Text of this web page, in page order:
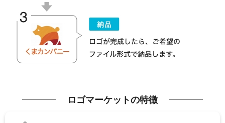
ロゴマーケットの特徴